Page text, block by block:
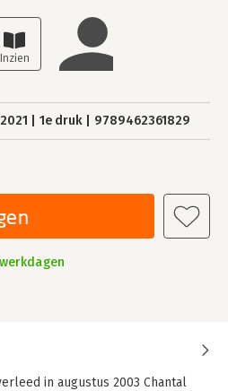
2021 1e druk 9789462361829
in augustus 2003 Chantal